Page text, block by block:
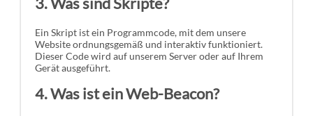
Ein Skript ist ein Programmcode, mit dem unsere
Website ordnungsgemäß und interaktiv funktioniert.
Dieser Code wird auf unserem Server oder auf Ihrem
Gerät ausgeführt.
4. Was ist ein Web-Beacon?